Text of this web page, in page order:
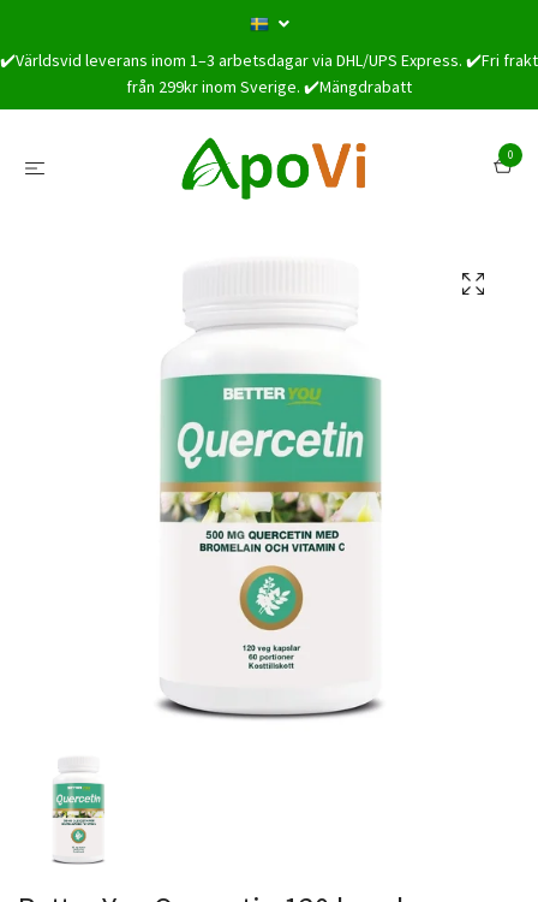
✔️Världsvid leverans inom 1–3 arbetsdagar via DHL/UPS Express. ✔️Fri frakt
från 299kr inom Sverige. ✔️Mängdrabatt
0